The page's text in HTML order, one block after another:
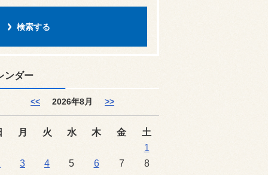
ンダー
<< 2026年8月 >>
月 火 水 木 金
土
1
3 4 5 6 7
8